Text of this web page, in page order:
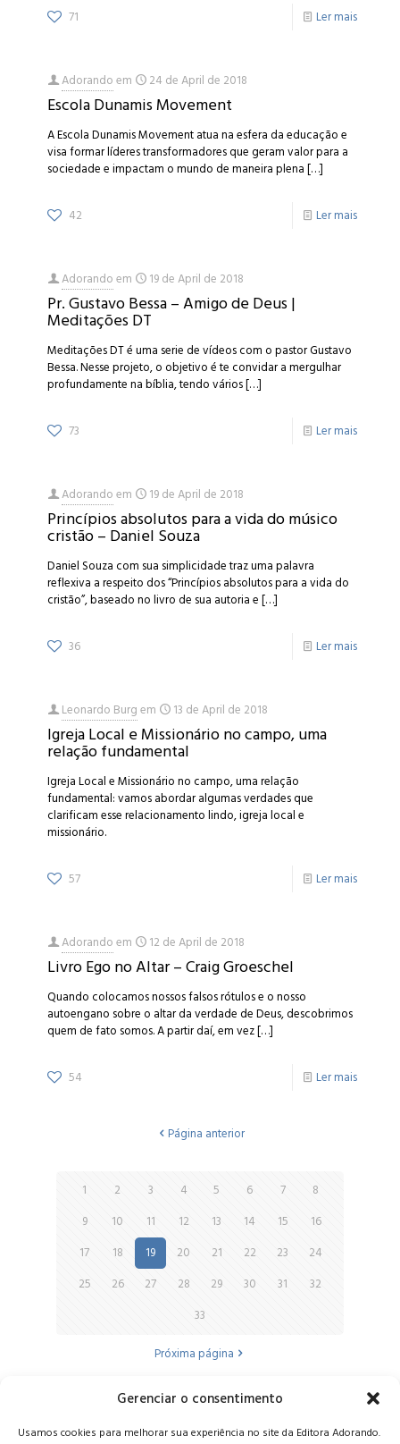
Gerenciar o consentimento
Usamos cookies para melhorar sua experiência no site da Editora Adorando.
71 Ler mais
Adorandoem 24 de April de 2018
Escola Dunamis Movement
A Escola Dunamis Movement atua na esfera da educação e
visa formar líderes transformadores que geram valor para a
sociedade e impactam o mundo de maneira plena[…]
42 Ler mais
Adorandoem 19 de April de 2018
Pr. Gustavo Bessa – Amigo de Deus |
Meditações DT
Meditações DT é uma serie de vídeos com o pastor Gustavo
Bessa. Nesse projeto, o objetivo é te convidar a mergulhar
profundamente na bíblia, tendo vários[…]
73 Ler mais
Adorandoem 19 de April de 2018
Princípios absolutos para a vida do músico
cristão – Daniel Souza
Daniel Souza com sua simplicidade traz uma palavra
reflexiva a respeito dos “Princípios absolutos para a vida do
cristão”, baseado no livro de sua autoria e[…]
36 Ler mais
Leonardo Burgem 13 de April de 2018
Igreja Local e Missionário no campo, uma
relação fundamental
Igreja Local e Missionário no campo, uma relação
fundamental: vamos abordar algumas verdades que
clarificam esse relacionamento lindo, igreja local e
missionário.
57 Ler mais
Adorandoem 12 de April de 2018
Livro Ego no Altar – Craig Groeschel
Quando colocamos nossos falsos rótulos e o nosso
autoengano sobre o altar da verdade de Deus, descobrimos
quem de fato somos. A partir daí, em vez[…]
54 Ler mais
Página anterior
1 2 3 4 5 6 7
8
9
10 11 12 13 14 15
16
17
18 19 20 21 22 23
24
25
26 27 28 29 30 31
32
33
Próxima página
Alameda Oscar Niemeyer, 1033 – 7º Andar - Portaria 04, Vila da